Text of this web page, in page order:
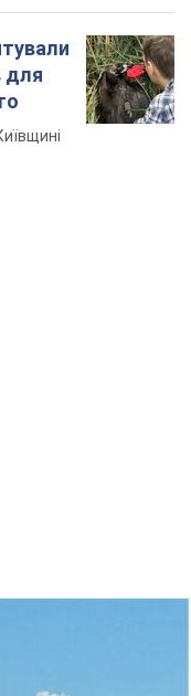
деталі
пожежі